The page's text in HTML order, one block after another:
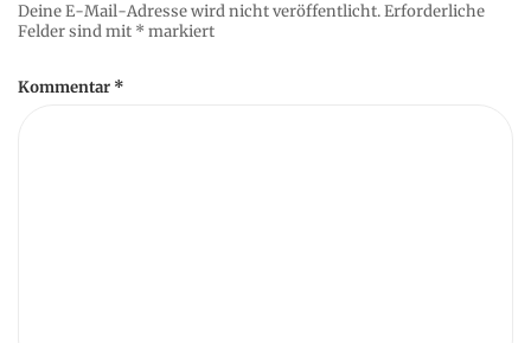
Deine E-Mail-Adresse wird nicht veröffentlicht.Erforderliche
Felder sind mit * markiert
Kommentar *